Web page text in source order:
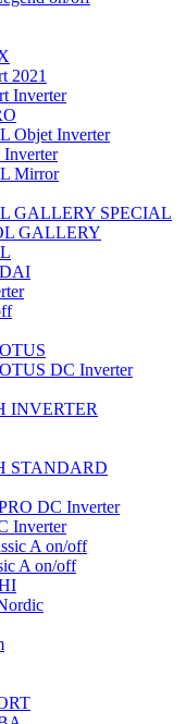
2021
Inverter
Objet Inverter
Inverter
Mirror
GALLERY SPECIAL
GALLERY
DC Inverter
INVERTER
STANDARD
DC Inverter
Inverter
A on/off
A on/off